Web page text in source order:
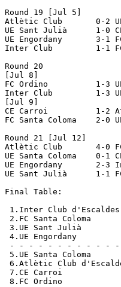
Round 19 [Jul 5]
Atlètic Club       0-2
UE Sant Julià
UE Engordany
Inter Club         1-1
Round 20
[Jul 8]
FC Ordino          1-
Inter Club         1-3
[Jul 9]
CE Carroi
FC Santa Coloma
Round 21 [Jul 12]
Atlètic Club
UE Santa Coloma
UE Engordany
UE Sant Julià      1-1
Final Table:
1.Inter Club
2.FC Santa Coloma
3.UE Sant Julià
4.UE Engordany
- - - - - - - - - - -
5.UE Santa
6.Atlètic Club
7.CE Carroi
8.FC Ordino